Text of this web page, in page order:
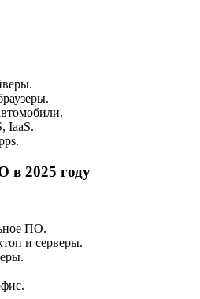
IaaS.
2025 году
ПО.
и серверы.